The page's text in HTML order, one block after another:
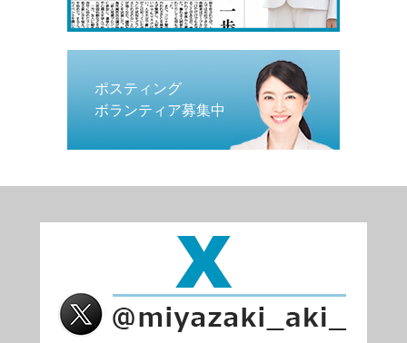
ポスティング
ボランティア募集中